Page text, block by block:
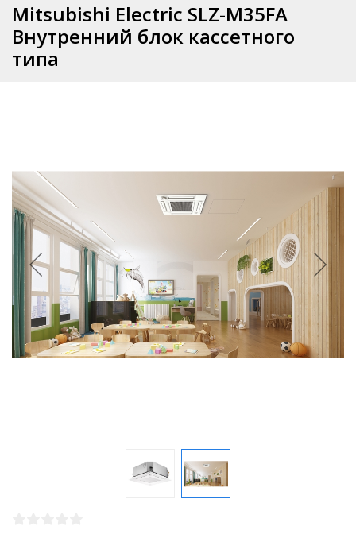
Mitsubishi Electric SLZ-M35FA
Внутренний блок кассетного
типа